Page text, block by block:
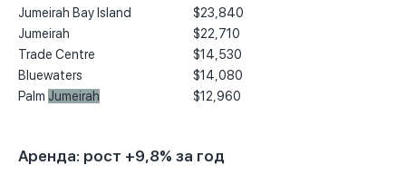
Jumeirah Bay Island
$23,840
Jumeirah
$22,710
Trade Centre
$14,530
Bluewaters
$14,080
Palm Jumeirah $12,960
Аренда: рост +9,8% за год